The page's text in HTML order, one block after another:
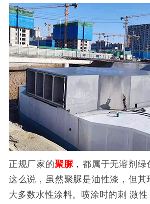
正规厂家的聚脲，都属于无溶剂绿
这么说，虽然聚脲是油性漆，但其
大多数水性涂料。喷涂时的刺 激性